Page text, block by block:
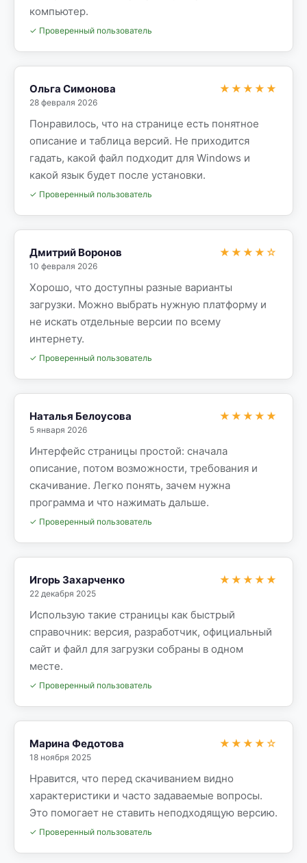
компьютер.
✓ Проверенный пользователь
Ольга Симонова
28 февраля 2026
★★★★★
Понравилось, что на странице есть понятное
описание и таблица версий. Не приходится
гадать, какой файл подходит для Windows и
какой язык будет после установки.
✓ Проверенный пользователь
Дмитрий Воронов
10 февраля 2026
★★★★☆
Хорошо, что доступны разные варианты
загрузки. Можно выбрать нужную платформу и
не искать отдельные версии по всему
интернету.
✓ Проверенный пользователь
Наталья Белоусова
5 января 2026
★★★★★
Интерфейс страницы простой: сначала
описание, потом возможности, требования и
скачивание. Легко понять, зачем нужна
программа и что нажимать дальше.
✓ Проверенный пользователь
Игорь Захарченко
22 декабря 2025
★★★★★
Использую такие страницы как быстрый
справочник: версия, разработчик, официальный
сайт и файл для загрузки собраны в одном
месте.
✓ Проверенный пользователь
Марина Федотова
18 ноября 2025
★★★★☆
Нравится, что перед скачиванием видно
характеристики и часто задаваемые вопросы.
Это помогает не ставить неподходящую версию.
✓ Проверенный пользователь